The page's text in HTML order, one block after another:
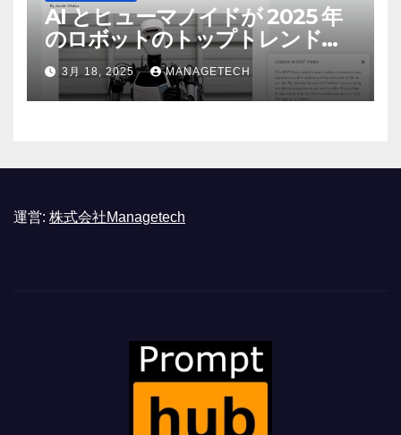
AI とヒューマノイドが 2025 年
のロボットのトップトレンドに |
ASSEMBLY
3月 18, 2025 MANAGETECH
運営: 株式会社Managetech